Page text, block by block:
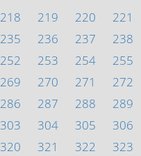
218 219 220 221
235 236 237 238
252 253 254 255
269 270 271 272
286 287 288 289
303 304 305 306
320 321 322 323